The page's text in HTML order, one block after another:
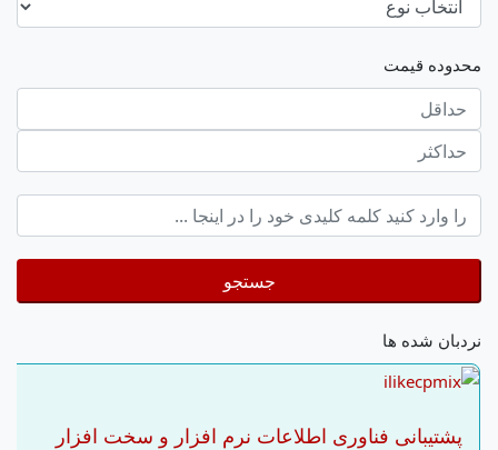
محدوده قیمت
حداقل
قیمت
حداکثر
keyword
جستجو
نردبان شده ها
پشتیبانی فناوری اطلاعات نرم افزار و سخت افزار